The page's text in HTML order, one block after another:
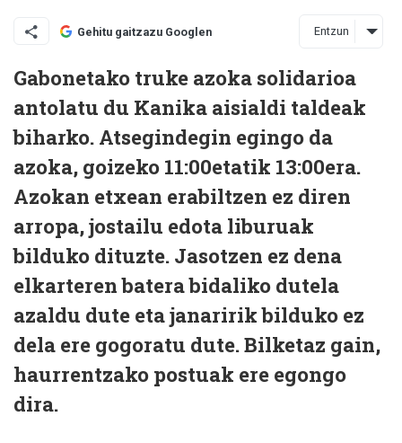
Gehitu gaitzazu Googlen Entzun
Gabonetako truke azoka solidarioa
antolatu du Kanika aisialdi taldeak
biharko. Atsegindegin egingo da
azoka, goizeko 11:00etatik 13:00era.
Azokan etxean erabiltzen ez diren
arropa, jostailu edota liburuak
bilduko dituzte. Jasotzen ez dena
elkarteren batera bidaliko dutela
azaldu dute eta janaririk bilduko ez
dela ere gogoratu dute. Bilketaz gain,
haurrentzako postuak ere egongo
dira.